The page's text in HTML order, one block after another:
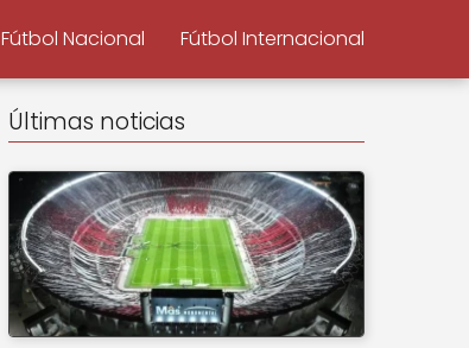
Fútbol Nacional Fútbol Internacional
Últimas noticias